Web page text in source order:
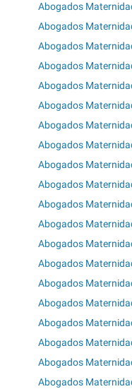
Abogados
Abogados
Abogados
Abogados
Abogados
Abogados
Abogados
Abogados
Abogados
Abogados
Abogados
Abogados
Abogados
Abogados
Abogados
Abogados
Abogados
Abogados
Abogados
Abogados